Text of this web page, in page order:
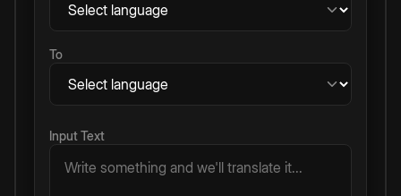
To
Input Text